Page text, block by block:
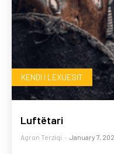
KENDI I LEXUESIT
Luftëtari
Agron Terziqi - January 7,